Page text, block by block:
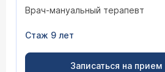
Врач-мануальный терапевт
Стаж 9 лет
Записаться на прием